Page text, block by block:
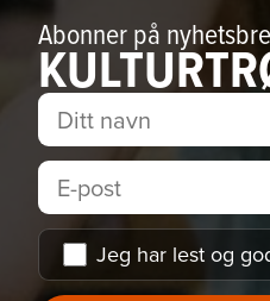
Abonner på
Jeg har lest og